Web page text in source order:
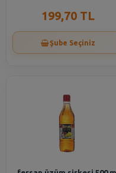
199,70 TL
Şube Seçiniz